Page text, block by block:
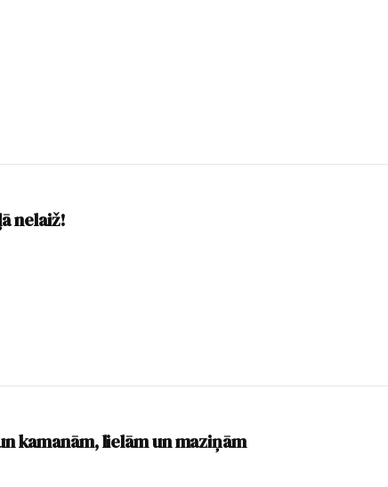
nelaiž!
kamanām, lielām un maziņām